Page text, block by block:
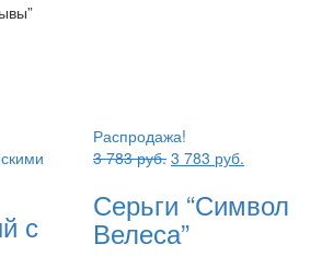
с
Распродажа!
3 783руб. Первоначальная
составляла
3
783 руб..
3 783 руб.Текущая
3
783 руб..
Серьги “Символ
Велеса”